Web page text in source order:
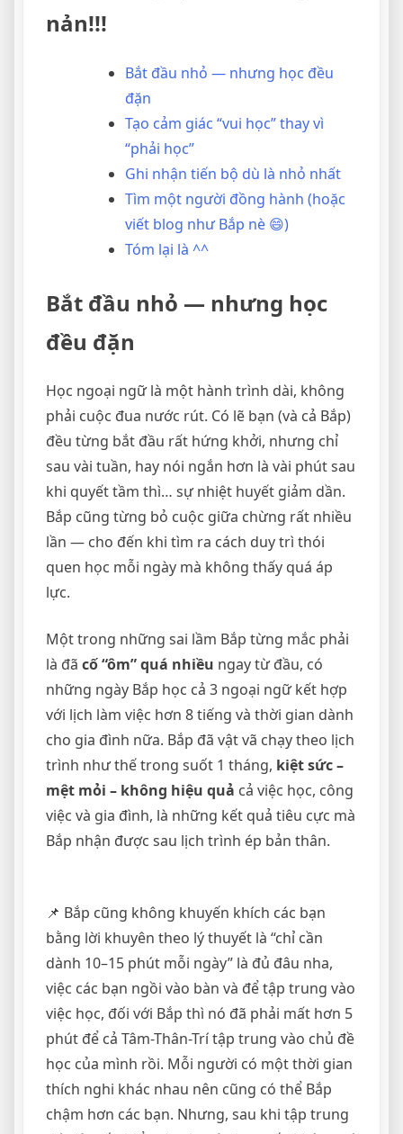
nản!!!
Bắt đầu nhỏ — nhưng học đều
đặn
Tạo cảm giác “vui học” thay vì
“phải học”
Ghi nhận tiến bộ dù là nhỏ nhất
Tìm một người đồng hành (hoặc
viết blog như Bắp nè 😄)
Tóm lại là ^^
Bắt đầu nhỏ — nhưng học
đều đặn
Học ngoại ngữ là một hành trình dài, không
phải cuộc đua nước rút. Có lẽ bạn (và cả Bắp)
đều từng bắt đầu rất hứng khởi, nhưng chỉ
sau vài tuần, hay nói ngắn hơn là vài phút sau
khi quyết tầm thì… sự nhiệt huyết giảm dần.
Bắp cũng từng bỏ cuộc giữa chừng rất nhiều
lần — cho đến khi tìm ra cách duy trì thói
quen học mỗi ngày mà không thấy quá áp
lực.
Một trong những sai lầm Bắp từng mắc phải
là đã cố “ôm” quá nhiều ngay từ đầu, có
những ngày Bắp học cả 3 ngoại ngữ kết hợp
với lịch làm việc hơn 8 tiếng và thời gian dành
cho gia đình nữa. Bắp đã vật vã chạy theo lịch
trình như thế trong suốt 1 tháng, kiệt sức –
mệt mỏi – không hiệu quả cả việc học, công
việc và gia đình, là những kết quả tiêu cực mà
Bắp nhận được sau lịch trình ép bản thân.
📌 Bắp cũng không khuyến khích các bạn
bằng lời khuyên theo lý thuyết là “chỉ cần
dành 10–15 phút mỗi ngày” là đủ đâu nha,
việc các bạn ngồi vào bàn và để tập trung vào
việc học, đối với Bắp thì nó đã phải mất hơn 5
phút để cả Tâm-Thân-Trí tập trung vào chủ đề
học của mình rồi. Mỗi người có một thời gian
thích nghi khác nhau nên cũng có thể Bắp
chậm hơn các bạn. Nhưng, sau khi tập trung